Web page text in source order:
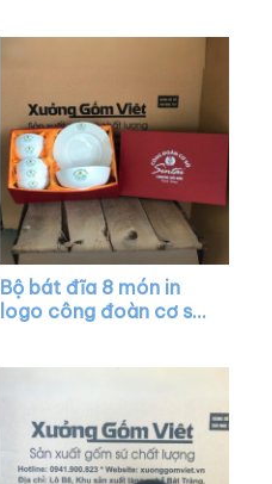
Bộ bát đĩa 8 món in
logo công đoàn cơ sở